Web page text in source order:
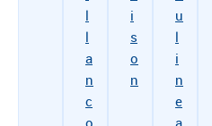
l
l
a
n
c
i
s
o
n
u
l
i
n
e